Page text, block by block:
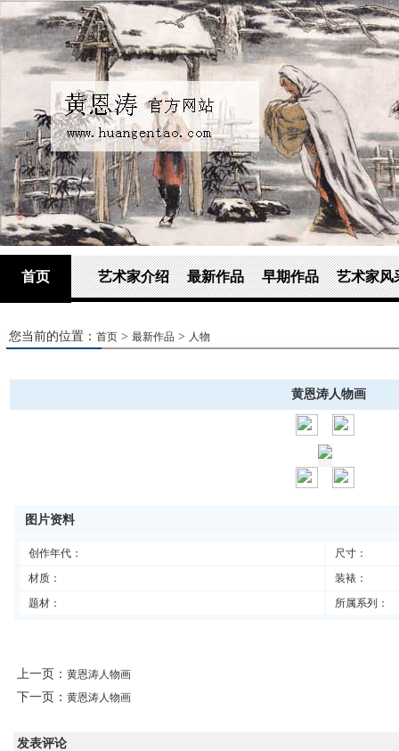
首页 艺术家介绍 最新作品 早期作品 艺术家风
您当前的位置： 首页 > 最新作品 > 人物
黄恩涛人物画
图片资料
创作年代：
尺寸：
材质：
装裱：
题材：
所属系列：
上一页： 黄恩涛人物画
下一页： 黄恩涛人物画
发表评论